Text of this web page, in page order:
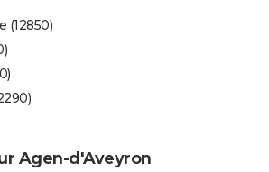
(12850)
Agen-d'Aveyron